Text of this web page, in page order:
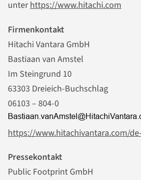
unterhttps://www.hitachi.com
Firmenkontakt
Hitachi Vantara GmbH
Bastiaan van Amstel
Im Steingrund 10
63303 Dreieich-Buchschlag
06103 – 804-0
https://www.hitachivantara.com/
Pressekontakt
Public Footprint GmbH